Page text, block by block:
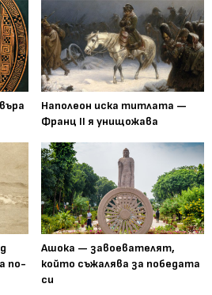
Наполеон иска титлата —
Франц II я унищожава
по-
Ашока — завоевателят,
който съжалява за победата
си